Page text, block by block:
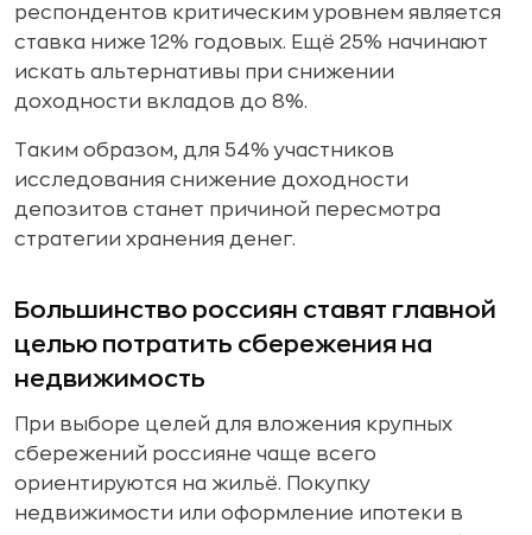
респондентов критическим уровнем является
ставка ниже 12% годовых. Ещё 25% начинают
искать альтернативы при снижении
доходности вкладов до 8%.
Таким образом, для 54% участников
исследования снижение доходности
депозитов станет причиной пересмотра
стратегии хранения денег.
Большинство россиян ставят главной
целью потратить сбережения на
недвижимость
При выборе целей для вложения крупных
сбережений россияне чаще всего
ориентируются на жильё. Покупку
недвижимости или оформление ипотеки в